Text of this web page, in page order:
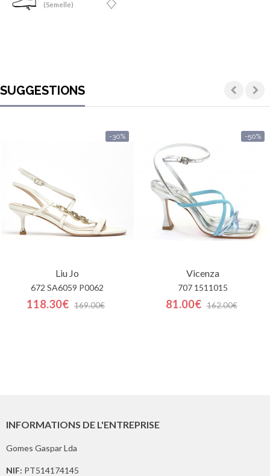
(Semelle)
SUGGESTIONS
-30%
Liu Jo
672 SA6059 P0062
118.30€ 169.00€
-50%
Vicenza
707 1511015
81.00€ 162.00€
INFORMATIONS DE L'ENTREPRISE
Gomes Gaspar Lda
NIF: PT514174145